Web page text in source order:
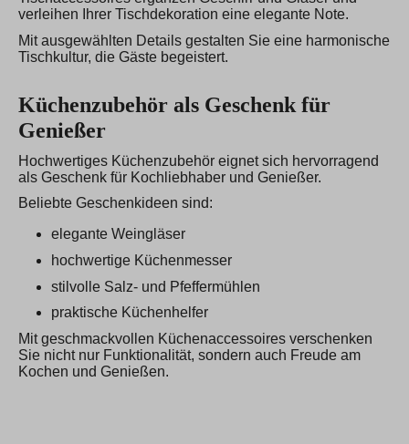
verleihen Ihrer Tischdekoration eine elegante Note.
Mit ausgewählten Details gestalten Sie eine harmonische
Tischkultur, die Gäste begeistert.
Küchenzubehör als Geschenk für
Genießer
Hochwertiges Küchenzubehör eignet sich hervorragend
als Geschenk für Kochliebhaber und Genießer.
Beliebte Geschenkideen sind:
elegante Weingläser
hochwertige Küchenmesser
stilvolle Salz- und Pfeffermühlen
praktische Küchenhelfer
Mit geschmackvollen Küchenaccessoires verschenken
Sie nicht nur Funktionalität, sondern auch Freude am
Kochen und Genießen.